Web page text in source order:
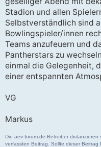
Stadion und allen
Selbstverständlich sind
Bowlingspieler/innen
Teams anzufeuern und
Pantherstars zu
einmal die Gelegenheit,
einer entspannten
VG
Markus
Die aev-forum.de-Betreiber
verfassten Beitrag. Sollte dieser Beitrag